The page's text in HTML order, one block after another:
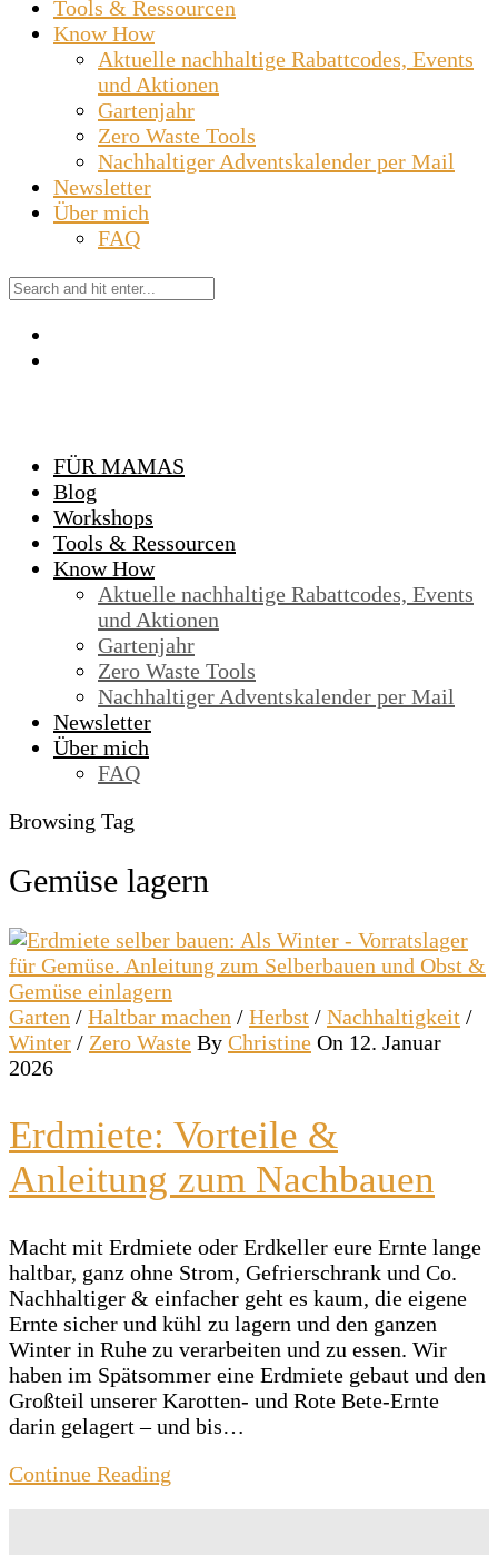
Tools & Ressourcen
Know How
Aktuelle nachhaltige Rabattcodes, Events
und Aktionen
Gartenjahr
Zero Waste Tools
Nachhaltiger Adventskalender per Mail
Newsletter
Über mich
FAQ
FÜR MAMAS
Blog
Workshops
Tools & Ressourcen
Know How
Aktuelle nachhaltige Rabattcodes, Events
und Aktionen
Gartenjahr
Zero Waste Tools
Nachhaltiger Adventskalender per Mail
Newsletter
Über mich
FAQ
Browsing Tag
Gemüse lagern
Garten / Haltbar machen / Herbst / Nachhaltigkeit /
Winter / Zero Waste By Christine On 12. Januar
2026
Erdmiete: Vorteile &
Anleitung zum Nachbauen
Macht mit Erdmiete oder Erdkeller eure Ernte lange
haltbar, ganz ohne Strom, Gefrierschrank und Co.
Nachhaltiger & einfacher geht es kaum, die eigene
Ernte sicher und kühl zu lagern und den ganzen
Winter in Ruhe zu verarbeiten und zu essen. Wir
haben im Spätsommer eine Erdmiete gebaut und den
Großteil unserer Karotten- und Rote Bete-Ernte
darin gelagert – und bis…
Continue Reading